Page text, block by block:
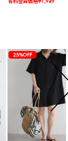
有料会員価格¥1,949
25%OFF